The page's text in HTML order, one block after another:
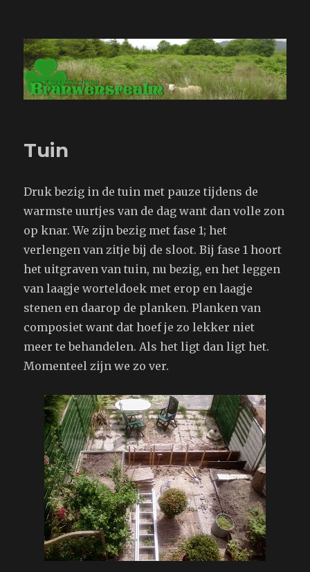
Branwensrealm.com
Tuin
Druk bezig in de tuin met pauze tijdens de
warmste uurtjes van de dag want dan volle zon
op knar. We zijn bezig met fase 1; het
verlengen van zitje bij de sloot. Bij fase 1 hoort
het uitgraven van tuin, nu bezig, en het leggen
van laagje worteldoek met erop en laagje
stenen en daarop de planken. Planken van
composiet want dat hoef je zo lekker niet
meer te behandelen. Als het ligt dan ligt het.
Momenteel zijn we zo ver.